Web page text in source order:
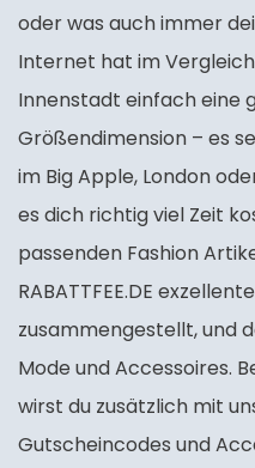
oder was auch immer
Internet hat im
Innenstadt einfach eine
Größendimension – es
im Big Apple, London
es dich richtig viel Zeit
passenden Fashion
RABATTFEE.DE
zusammengestellt, und
Mode und Accessoires.
wirst du zusätzlich mit
Gutscheincodes und